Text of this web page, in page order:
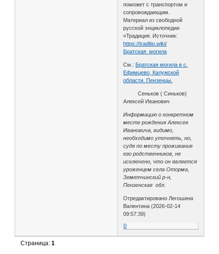
поможет с транспортом и
сопровождающим.
Материал из свободной
русской энциклопедии
«Традиция. Источник:
https://traditio.wiki/
Братская_могила
См.: Братская могила в с.
Ефимцево, Калужской
области. Пензенцы.
Сеньков ( Синьков)
Алексей Иванович
Информацию о конкретном
месте рождения Алексея
Ивановича, видимо,
необходимо уточнять, но,
судя по месту проживания
его родственников, не
исключено, что он является
уроженцем села Оторма,
Земетчинский р-н,
Пензенская обл.
Отредактировано Легошина
Валентина (2026-02-14
09:57:39)
0
Страница:1